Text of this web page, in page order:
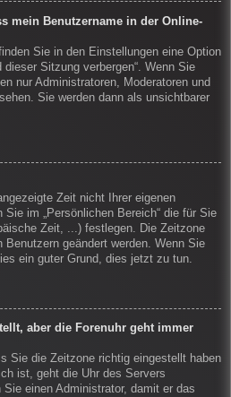
mein Benutzername in der Online-
Sie in den Einstellungen eine Option
dieser Sitzung verbergen“. Wenn Sie
nur Administratoren, Moderatoren und
Sie werden dann als unsichtbarer
Zeit nicht Ihrer eigenen
im „Persönlichen Bereich“ die für Sie
Zeit, ...) festlegen. Die Zeitzone
Benutzern geändert werden. Wenn Sie
ein guter Grund, dies jetzt zu tun.
aber die Forenuhr geht immer
Sie die Zeitzone richtig eingestellt haben
ist, geht die Uhr des Servers
einen Administrator, damit er das